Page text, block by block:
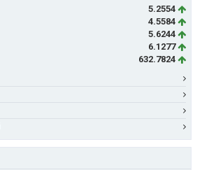
5.2554
4.5584
5.6244
6.1277
632.7824